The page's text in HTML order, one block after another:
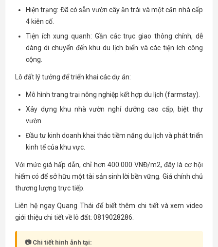
Hiện trạng: Đã có sẵn vườn cây ăn trái và một căn nhà cấp
4 kiên cố.
Tiện ích xung quanh: Gần các trục giao thông chính, dễ
dàng di chuyển đến khu du lịch biển và các tiện ích công
cộng.
Lô đất lý tưởng để triển khai các dự án:
Mô hình trang trại nông nghiệp kết hợp du lịch (farmstay).
Xây dựng khu nhà vườn nghỉ dưỡng cao cấp, biệt thự
vườn.
Đầu tư kinh doanh khai thác tiềm năng du lịch và phát triển
kinh tế của khu vực.
Với mức giá hấp dẫn, chỉ hơn 400.000 VNĐ/m2, đây là cơ hội
hiếm có để sở hữu một tài sản sinh lời bền vững. Giá chính chủ
thương lượng trực tiếp.
Liên hệ ngay Quang Thái để biết thêm chi tiết và xem video
giới thiệu chi tiết về lô đất: 0819028286.
📷 Chi tiết hình ảnh tại: